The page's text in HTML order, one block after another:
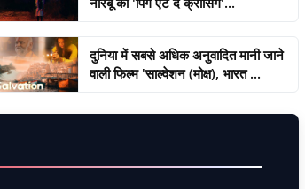
दुनिया में सबसे अधिक अनुवादित मानी जाने
वाली फिल्म 'साल्वेशन (मोक्ष), भारत ...